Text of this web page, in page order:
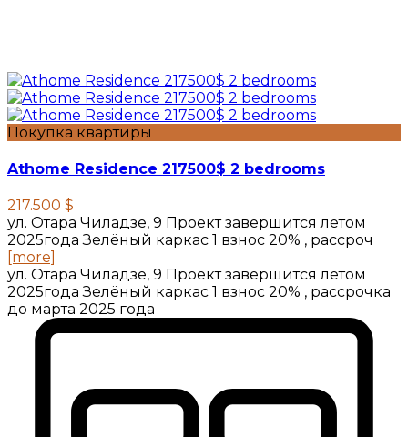
Покупка квартиры
Athome Residence 217500$ 2 bedrooms
217.500 $
ул. Отара Чиладзе, 9 Проект завершится летом
2025года Зелёный каркас 1 взнос 20% , рассроч
[more]
ул. Отара Чиладзе, 9 Проект завершится летом
2025года Зелёный каркас 1 взнос 20% , рассрочка
до марта 2025 года